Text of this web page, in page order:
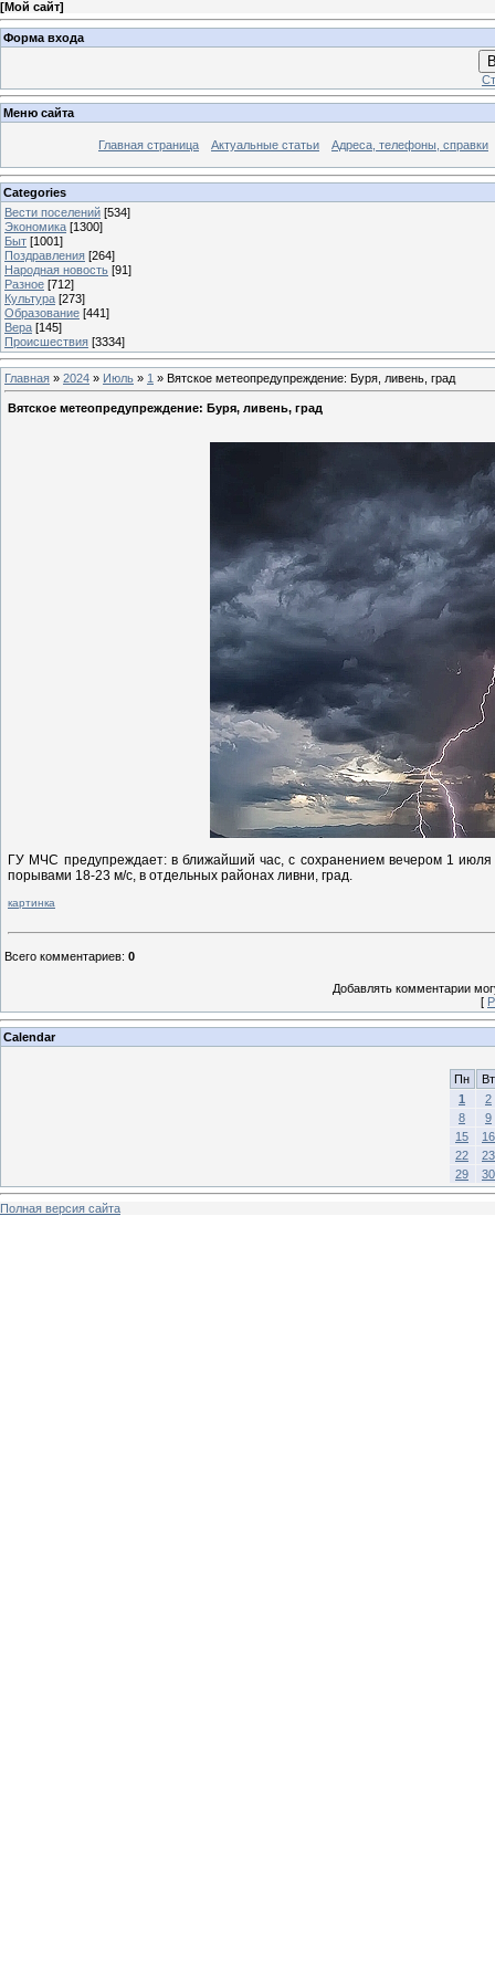
[Мой сайт]
Форма входа
Меню сайта
Главная страница Актуальные статьи Адреса, телефоны, справки
Categories
Вести поселений [534]
Экономика [1300]
Быт [1001]
Поздравления [264]
Народная новость [91]
Разное [712]
Культура [273]
Образование [441]
Вера [145]
Происшествия [3334]
Главная » 2024 » Июль » 1 » Вятское метеопредупреждение: Буря, ливень, град
Вятское метеопредупреждение: Буря, ливень, град
ГУ МЧС предупреждает: в ближайший час, с сохранением вечером 1
порывами 18-23 м/с, в отдельных районах ливни, град.
картинка
Всего комментариев: 0
Добавлять комментарии
[
Calendar
Пн
Вт
1
2
8
9
15
16
22
23
29
30
Полная версия сайта